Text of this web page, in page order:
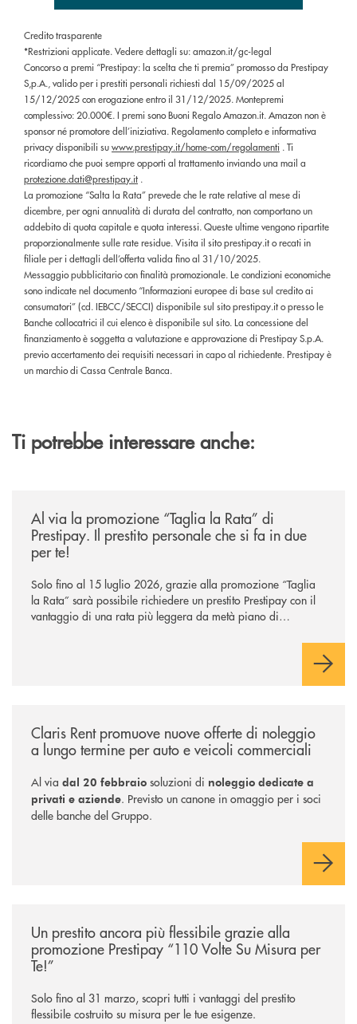
Credito trasparente
*Restrizioni applicate. Vedere dettagli su: amazon.it/gc-legal
Concorso a premi “Prestipay: la scelta che ti premia” promosso da Prestipay
S,p.A., valido per i prestiti personali richiesti dal 15/09/2025 al
15/12/2025 con erogazione entro il 31/12/2025. Montepremi
complessivo: 20.000€. I premi sono Buoni Regalo Amazon.it. Amazon non è
sponsor né promotore dell’iniziativa. Regolamento completo e informativa
privacy disponibili suwww.prestipay.it/home-com/regolamenti . Ti
ricordiamo che puoi sempre opporti al trattamento inviando una mail a
protezione.dati@prestipay.it .
La promozione “Salta la Rata” prevede che le rate relative al mese di
dicembre, per ogni annualità di durata del contratto, non comportano un
addebito di quota capitale e quota interessi. Queste ultime vengono ripartite
proporzionalmente sulle rate residue. Visita il sito prestipay.it o recati in
filiale per i dettagli dell’offerta valida fino al 31/10/2025.
Messaggio pubblicitario con finalità promozionale. Le condizioni economiche
sono indicate nel documento “Informazioni europee di base sul credito ai
consumatori” (cd. IEBCC/SECCI) disponibile sul sito prestipay.it o presso le
Banche collocatrici il cui elenco è disponibile sul sito. La concessione del
finanziamento è soggetta a valutazione e approvazione di Prestipay S.p.A.
previo accertamento dei requisiti necessari in capo al richiedente. Prestipay è
un marchio di Cassa Centrale Banca.
Ti potrebbe interessare anche:
Al via la promozione “Taglia la Rata” di
Prestipay. Il prestito personale che si fa in due
per te!
Solo fino al 15 luglio 2026, grazie alla promozione “Taglia
la Rata” sarà possibile richiedere un prestito Prestipay con il
vantaggio di una rata più leggera da metà piano di
Claris Rent promuove nuove offerte di noleggio
a lungo termine per auto e veicoli commerciali
Al via dal 20 febbraio soluzioni di noleggio dedicate a
privati e aziende. Previsto un canone in omaggio per i soci
delle banche del Gruppo.
Un prestito ancora più flessibile grazie alla
promozione Prestipay “110 Volte Su Misura per
Te!”
Solo fino al 31 marzo, scopri tutti i vantaggi del prestito
flessibile costruito su misura per le tue esigenze.